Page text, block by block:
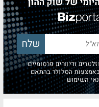
ודיוורים פרסומיים
באמצעות הסלולר בהתאם